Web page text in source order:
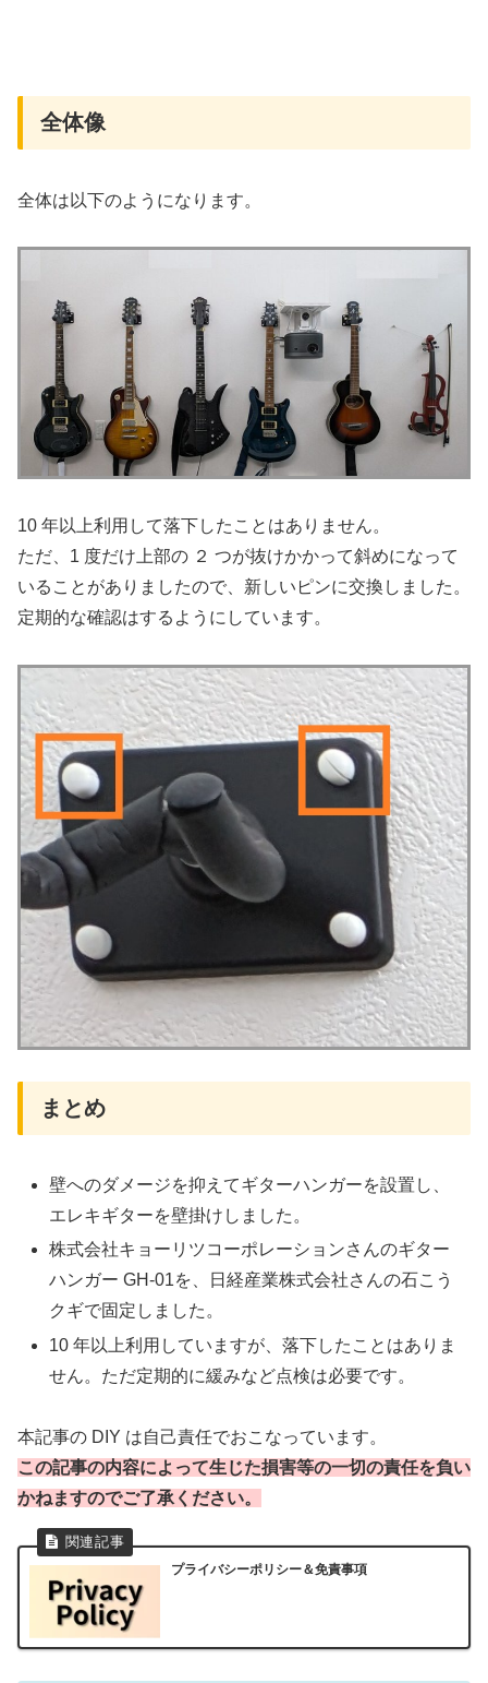
全体像
全体は以下のようになります。
10 年以上利用して落下したことはありません。
ただ、1 度だけ上部の ２ つが抜けかかって斜めになって
いることがありましたので、新しいピンに交換しました。
定期的な確認はするようにしています。
まとめ
壁へのダメージを抑えてギターハンガーを設置し、
エレキギターを壁掛けしました。
株式会社キョーリツコーポレーションさんのギター
ハンガー GH-01を、日経産業株式会社さんの石こう
クギで固定しました。
10 年以上利用していますが、落下したことはありま
せん。ただ定期的に緩みなど点検は必要です。
本記事の DIY は自己責任でおこなっています。
この記事の内容によって生じた損害等の一切の責任を負い
かねますのでご了承ください。
プライバシーポリシー＆免責事項